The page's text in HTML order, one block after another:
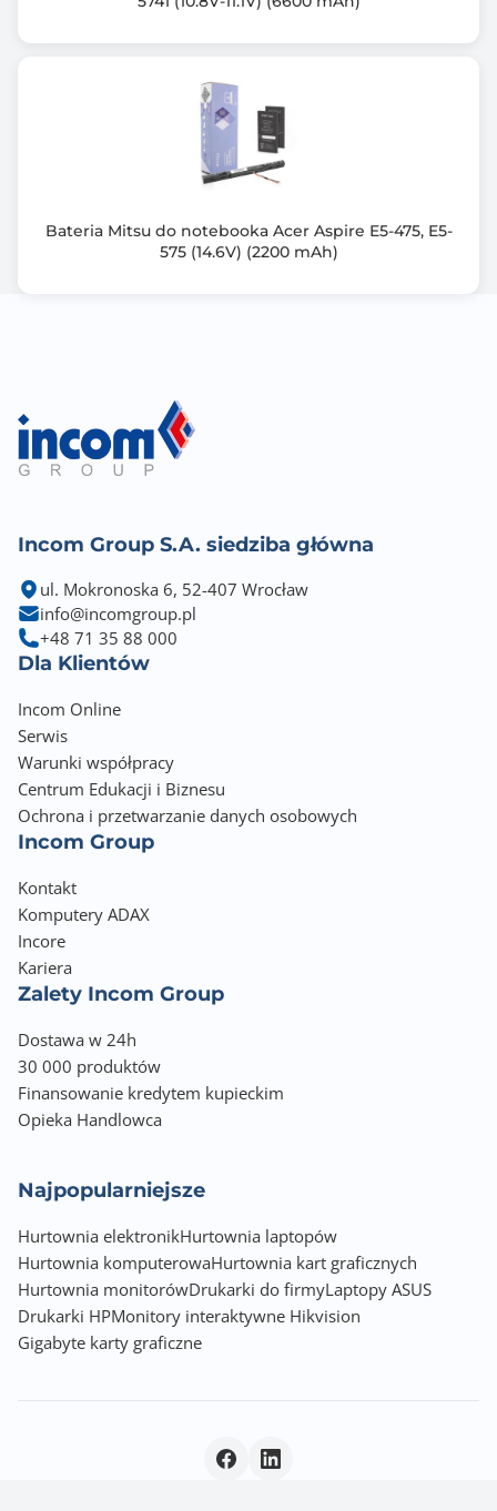
Bateria Mitsu do notebooka Acer Aspire E5-475, E5-
575 (14.6V) (2200 mAh)
Incom Group S.A. siedziba główna
ul. Mokronoska 6, 52-407 Wrocław
info@incomgroup.pl
+48 71 35 88 000
Dla Klientów
Incom Online
Serwis
Warunki współpracy
Centrum Edukacji i Biznesu
Ochrona i przetwarzanie danych osobowych
Incom Group
Kontakt
Komputery ADAX
Incore
Kariera
Zalety Incom Group
Dostawa w 24h
30 000 produktów
Finansowanie kredytem kupieckim
Opieka Handlowca
Najpopularniejsze
Hurtownia elektronikHurtownia laptopów
Hurtownia komputerowaHurtownia kart graficznych
Hurtownia monitorówDrukarki do firmyLaptopy ASUS
Drukarki HPMonitory interaktywne Hikvision
Gigabyte karty graficzne